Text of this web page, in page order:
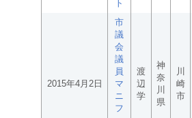
ト
2015年4月2日
市
議
会
議
員
マ
ニ
フ
渡
辺
学
神
奈
川
県
川
崎
市